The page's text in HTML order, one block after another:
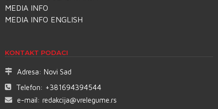
MEDIA INFO
MEDIA INFO ENGLISH
KONTAKT PODACI
Adresa: Novi Sad
Telefon: +381694394544
e-mail: redakcija@vrelegume.rs